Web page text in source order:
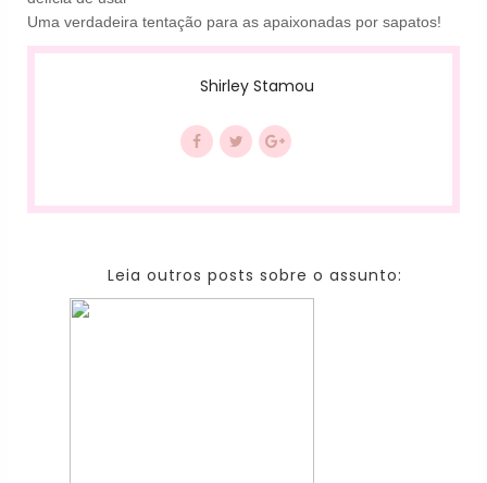
Uma verdadeira tentação para as apaixonadas por sapatos!
Shirley Stamou
Leia outros posts sobre o assunto: